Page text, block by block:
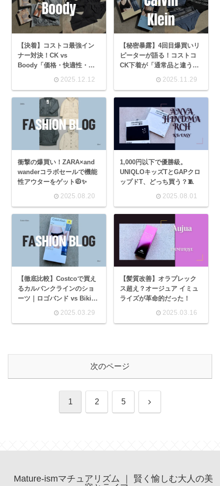
【決着】コストコ最強イン
ナー対決！CK vs
Boody「価格・快適性・耐
2025.12.12
【秘密暴露】4回目爆買いリ
ピーターが語る！コストコ
CK下着が「通常品と違う」
2025.11.29
衝撃の爆買い！ZARA×and
wanderコラボセールで機能
性アウターをゲット🧥✨
2025.08.20
1,000円以下で優勝級。
UNIQLOキッズTとGAPクロ
ップドT、どっち買う？🧵
2025.08.01
【徹底比較】Costcoで買え
るカルバンクラインのショ
ーツ｜ロゴバンド vs Bikini
2025.03.29
【髪質改善】オラプレック
ス超え？オージュア イミュ
ライズが革命的だった！
2025.03.16
次のページ
1 2 5 次
Mature-ismマチュアリズム ｜ 賢く愉しむ大人の美